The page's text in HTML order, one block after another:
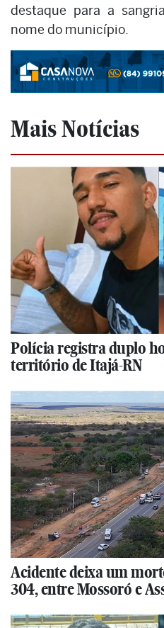
destaque para a
nome do município.
Mais Notícias
Polícia registra duplo
território de Itajá-RN
Acidente deixa um
304, entre Mossoró e